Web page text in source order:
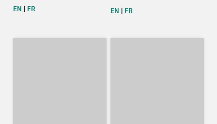
EN | FR
EN | FR